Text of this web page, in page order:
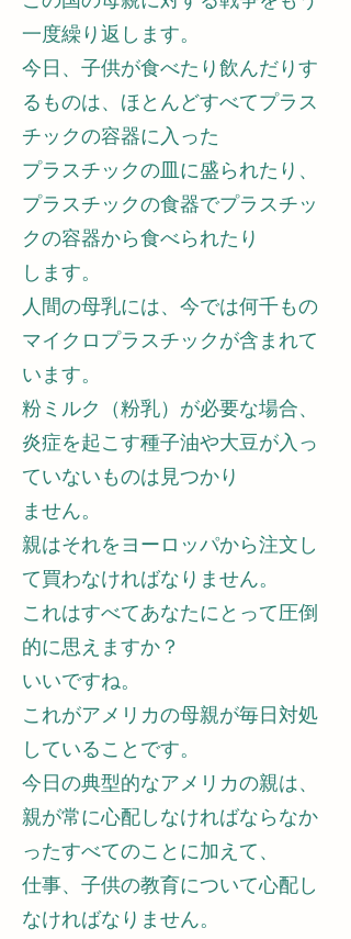
一度繰り返します。
今日、子供が食べたり飲んだりす
るものは、ほとんどすべてプラス
チックの容器に入った
プラスチックの皿に盛られたり、
プラスチックの食器でプラスチッ
クの容器から食べられたり
します。
人間の母乳には、今では何千もの
マイクロプラスチックが含まれて
います。
粉ミルク（粉乳）が必要な場合、
炎症を起こす種子油や大豆が入っ
ていないものは見つかり
ません。
親はそれをヨーロッパから注文し
て買わなければなりません。
これはすべてあなたにとって圧倒
的に思えますか？
いいですね。
これがアメリカの母親が毎日対処
していることです。
今日の典型的なアメリカの親は、
親が常に心配しなければならなか
ったすべてのことに加えて、
仕事、子供の教育について心配し
なければなりません。